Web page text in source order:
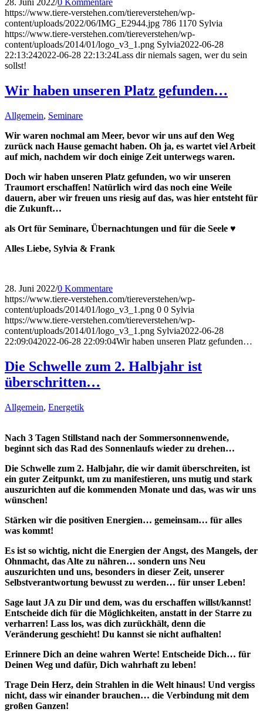
28. Juni 2022/0 Kommentare
https://www.tiere-verstehen.com/tiereverstehen/wp-
content/uploads/2022/06/IMG_E2944.jpg 786 1170 Sylvia
https://www.tiere-verstehen.com/tiereverstehen/wp-
content/uploads/2014/01/logo_v3_1.png Sylvia2022-06-28
22:13:242022-06-28 22:13:24Lass dir niemals sagen, wer du sein
sollst!
Wir haben unseren Platz gefunden…
Allgemein, Seminare
Wir waren nochmal am Meer, bevor wir uns auf den Weg
zurück nach Hause gemacht haben. Oh ja, es wartet viel Arbeit
auf mich, nachdem wir doch einige Zeit unterwegs waren.
Doch wir haben unseren Platz gefunden, wo wir unseren
Traumort erschaffen! Natürlich wird das noch eine Weile
dauern, aber wir freuen uns riesig auf das, was hier entsteht für
die Zukunft…
als Ort für Seminare, Übernachtungen und für die Seele ♥
Alles Liebe, Sylvia & Frank
28. Juni 2022/0 Kommentare
https://www.tiere-verstehen.com/tiereverstehen/wp-
content/uploads/2014/01/logo_v3_1.png 0 0 Sylvia
https://www.tiere-verstehen.com/tiereverstehen/wp-
content/uploads/2014/01/logo_v3_1.png Sylvia2022-06-28
22:09:042022-06-28 22:09:04Wir haben unseren Platz gefunden…
Die Schwelle zum 2. Halbjahr ist
überschritten…
Allgemein, Energetik
Nach 3 Tagen Stillstand nach der Sommersonnenwende,
beginnt sich das Rad des Sonnenlaufs wieder zu drehen…
Die Schwelle zum 2. Halbjahr, die wir damit überschreiten, ist
ein guter Zeitpunkt, um zu manifestieren, uns mutig und stark
auszurichten auf die kommenden Monate und das, was wir uns
wünschen!
Stärken wir die positiven Energien… gemeinsam… für alles
was kommt!
Es ist so wichtig, nicht die Energien der Angst, des Mangels, der
Ohnmacht, das Alte zu nähren… sondern uns Neu
auszurichten und uns, besonders in dieser Zeit, unserer
Selbstverantwortung bewusst zu werden… für unser Leben!
Sage laut JA zu Dir und dem, was du erschaffen willst/kannst!
Entscheide dich für die Möglichkeiten, anstatt in der Starre zu
verharren! Lass los, was dich zurückhält, denn die
Veränderung geschieht! Du kannst sie nicht aufhalten!
Erinnere Dich an deine wahren Werte! Entscheide Dich… für
Deinen Weg und dafür, Dich wahrhaft zu leben!
Trage Dein Herz, dein Strahlen in die Welt hinaus! Und vergiss
nicht, dass wir einander brauchen… die Verbindung mit dem
großen Ganzen!